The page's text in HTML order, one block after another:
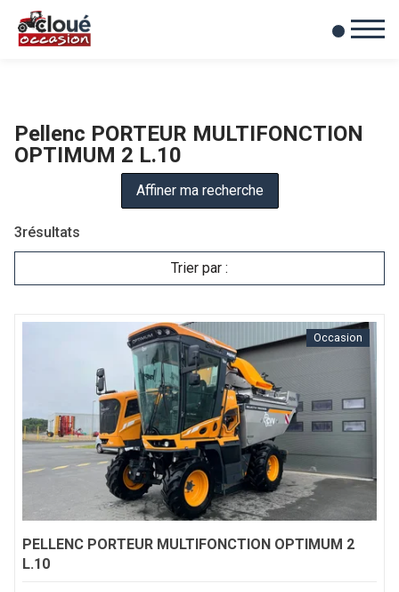
Mes favoris
0
Pellenc PORTEUR MULTIFONCTION
OPTIMUM 2 L.10
3résultats
Trier par :
Affiner ma recherche
Occasion
PELLENC PORTEUR MULTIFONCTION OPTIMUM 2
L.10